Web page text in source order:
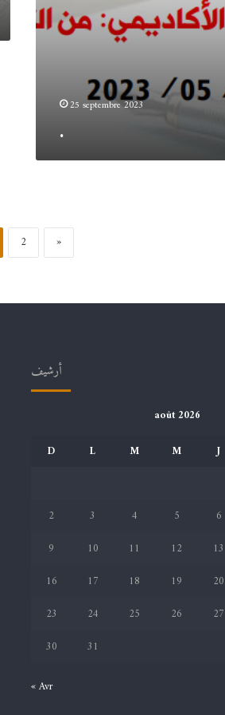
25 septembre 2023
.
2 »
أرشيف
août 2026
D
L M M J
2
3 4 5 6
9
10 11 12 13
16
17 18 19 20
23
24 25 26 27
30
31
« Avr